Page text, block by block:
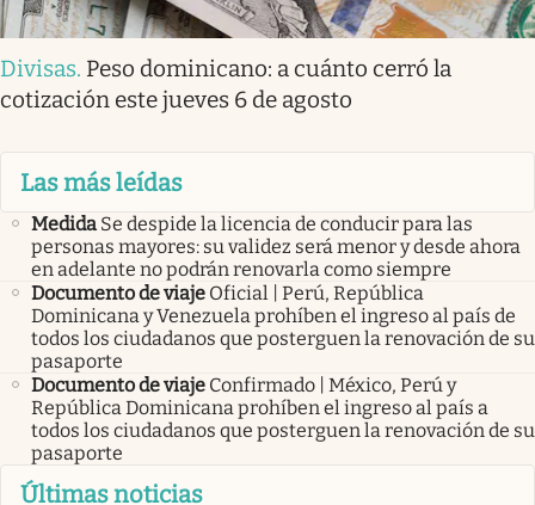
Divisas. Peso dominicano: a cuánto cerró la
cotización este jueves 6 de agosto
Las más leídas
Medida Se despide la licencia de conducir para las
personas mayores: su validez será menor y desde ahora
en adelante no podrán renovarla como siempre
Documento de viaje Oficial | Perú, República
Dominicana y Venezuela prohíben el ingreso al país de
todos los ciudadanos que posterguen la renovación de su
pasaporte
Documento de viaje Confirmado | México, Perú y
República Dominicana prohíben el ingreso al país a
todos los ciudadanos que posterguen la renovación de su
pasaporte
Últimas noticias